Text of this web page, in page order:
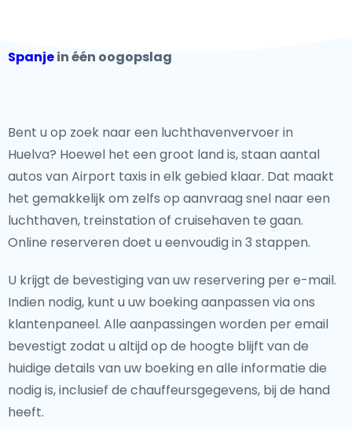
Spanjein één oogopslag
Bent u op zoek naar een luchthavenvervoer in
Huelva? Hoewel het een groot land is, staan aantal
autos van Airport taxis in elk gebied klaar. Dat maakt
het gemakkelijk om zelfs op aanvraag snel naar een
luchthaven, treinstation of cruisehaven te gaan.
Online reserveren doet u eenvoudig in 3 stappen.
U krijgt de bevestiging van uw reservering per e-mail.
Indien nodig, kunt u uw boeking aanpassen via ons
klantenpaneel. Alle aanpassingen worden per email
bevestigt zodat u altijd op de hoogte blijft van de
huidige details van uw boeking en alle informatie die
nodig is, inclusief de chauffeursgegevens, bij de hand
heeft.